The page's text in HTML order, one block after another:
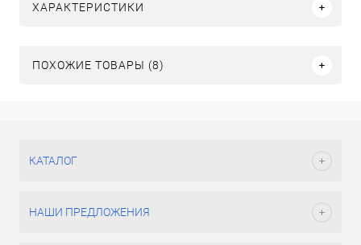
ХАРАКТЕРИСТИКИ
ПОХОЖИЕ ТОВАРЫ (8)
КАТАЛОГ
НАШИ ПРЕДЛОЖЕНИЯ